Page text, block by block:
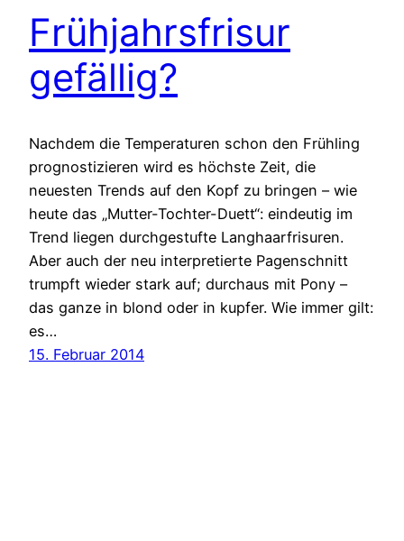
Frühjahrsfrisur
gefällig?
Nachdem die Temperaturen schon den Frühling
prognostizieren wird es höchste Zeit, die
neuesten Trends auf den Kopf zu bringen – wie
heute das „Mutter-Tochter-Duett“: eindeutig im
Trend liegen durchgestufte Langhaarfrisuren.
Aber auch der neu interpretierte Pagenschnitt
trumpft wieder stark auf; durchaus mit Pony –
das ganze in blond oder in kupfer. Wie immer gilt:
es…
15. Februar 2014